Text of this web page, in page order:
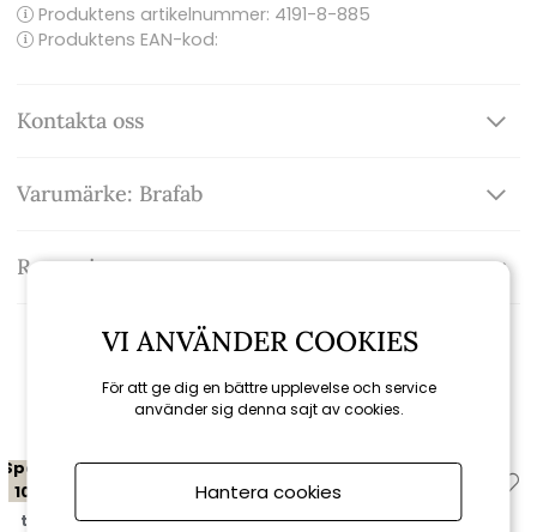
Produktens artikelnummer: 4191-8-885
Produktens EAN-kod:
Kontakta oss
Varumärke: Brafab
Recensioner
Relaterade produkter
Spara
10%
till 16/8
Spara
10%
till 16/8
VI ANVÄNDER COOKIES
För att ge dig en bättre upplevelse och service
använder sig denna sajt av cookies.
Hantera cookies